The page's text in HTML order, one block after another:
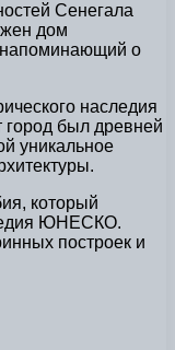
Сенегала
дом
напоминающий о
наследия
город был древней
уникальное
который
ЮНЕСКО.
построек и